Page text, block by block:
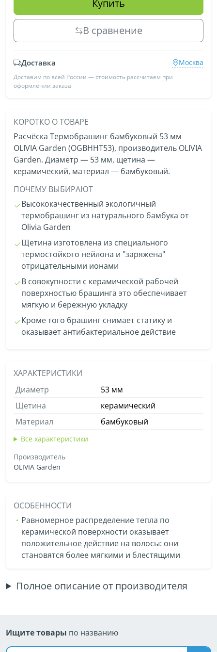
Купить
В сравнение
Доставка Москва
Доставим по всей России — стоимость рассчитаем при
оформлении заказа
КОРОТКО О ТОВАРЕ
Расчёска Термобрашинг бамбуковый 53 мм
OLIVIA Garden (OGBHHT53), производитель OLIVIA
Garden. Диаметр — 53 мм, щетина —
керамический, материал — бамбуковый.
ПОЧЕМУ ВЫБИРАЮТ
Высококачественный экологичный
термобрашинг из натурального бамбука от
Olivia Garden
Щетина изготовлена из специального
термостойкого нейлона и "заряжена"
отрицательными ионами
В совокупности с керамической рабочей
поверхностью брашинга это обеспечивает
мягкую и бережную укладку
Кроме того брашинг снимает статику и
оказывает антибактериальное действие
ХАРАКТЕРИСТИКИ
Диаметр
53 мм
Щетина
керамический
Материал
бамбуковый
Все характеристики
Производитель
OLIVIA Garden
ОСОБЕННОСТИ
Равномерное распределение тепла по
керамической поверхности оказывает
положительное действие на волосы: они
становятся более мягкими и блестящими
Полное описание от производителя
Ищите товары по названию